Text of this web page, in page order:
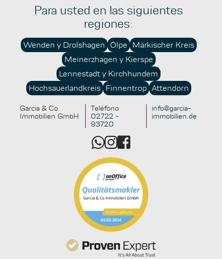
Para usted en las siguientes
regiones:
Wenden y Drolshagen Olpe
Märkischer Kreis
Meinerzhagen y Kierspe
Lennestadt y Kirchhundem
Hochsauerlandkreis
Finnentrop Attendorn
Garcia & Co.
Immobilien GmbH
Teléfono
02722 -
93720
info@garcia-
immobilien.de